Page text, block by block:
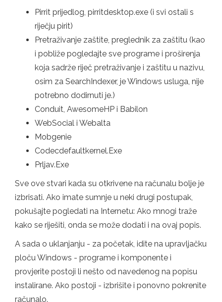
Pirrit prijedlog, pirritdesktop.exe (i svi ostali s
riječju pirit)
Pretraživanje zaštite, preglednik za zaštitu (kao
i pobliže pogledajte sve programe i proširenja
koja sadrže riječ pretraživanje i zaštitu u nazivu,
osim za SearchIndexer, je Windows usluga, nije
potrebno dodirnuti je.)
Conduit, AwesomeHP i Babilon
WebSocial i Webalta
Mobgenie
Codecdefaultkernel.Exe
Prljav.Exe
Sve ove stvari kada su otkrivene na računalu bolje je
izbrisati. Ako imate sumnje u neki drugi postupak,
pokušajte pogledati na Internetu: Ako mnogi traže
kako se riješiti, onda se može dodati i na ovaj popis.
A sada o uklanjanju - za početak, idite na upravljačku
ploču Windows - programe i komponente i
provjerite postoji li nešto od navedenog na popisu
instalirane. Ako postoji - izbrišite i ponovno pokrenite
računalo.